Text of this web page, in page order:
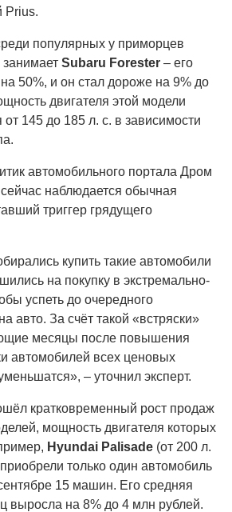
Prius.
популярных у приморцев
Subaru Forester – его
50%, и он стал дороже на 9% до
двигателя этой модели
от 145 до 185 л. с. в зависимости
автомобильного портала Дром
наблюдается обычная
триггер грядущего
купить такие автомобили
на покупку в экстремально-
успеть до очередного
авто. За счёт такой «встряски»
месяцы после повышения
автомобилей всех ценовых
– уточнил эксперт.
кратковременный рост продаж
мощность двигателя которых
Hyundai Palisade (от 200 л.
только один автомобиль
15 машин. Его средняя
выросла на 8% до 4 млн рублей.